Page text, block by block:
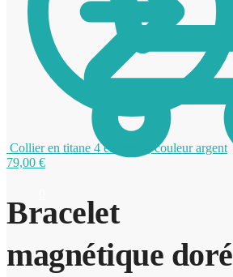
Collier en titane 4 éléments, couleur argent
79,00 €
Bracelet
magnétique doré